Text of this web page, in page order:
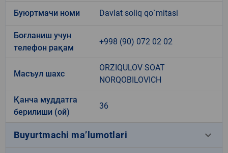
Буюртмачи номи Davlat soliq qo`mitasi
Боғланиш учун
телефон рақам
+998 (90) 072 02 02
Масъул шахс
ORZIQULOV SOAT
NORQOBILOVICH
Қанча муддатга
берилиши (ой)
36
Buyurtmachi ma’lumotlari keyboard_arrow_down